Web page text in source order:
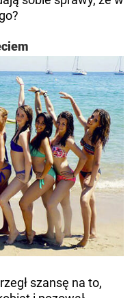
szansę na to,